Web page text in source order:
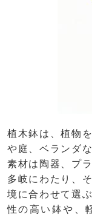
植木鉢は、植物
や庭、ベランダ
素材は陶器、プ
多岐にわたり、
境に合わせて選
性の高い鉢や、